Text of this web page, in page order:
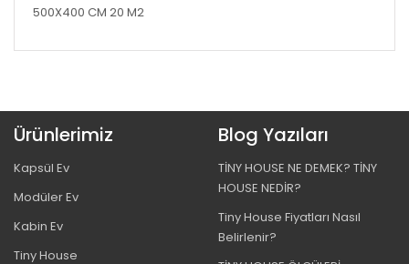
500X400 CM 20 M2
Ürünlerimiz
Kapsül Ev
Modüler Ev
Kabin Ev
Tiny House
Blog Yazıları
TİNY HOUSE NE DEMEK? TİNY
HOUSE NEDİR?
Tiny House Fiyatları Nasıl
Belirlenir?